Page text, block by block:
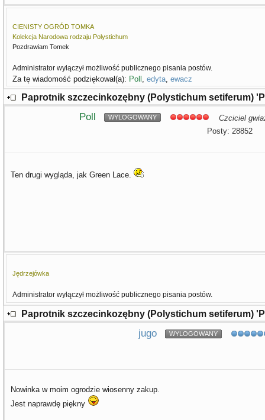
CIENISTY OGRÓD TOMKA
Kolekcja Narodowa rodzaju Polystichum
Pozdrawiam Tomek
Administrator wyłączył możliwość publicznego pisania postów.
Za tę wiadomość podziękował(a): Poll , edyta, ewacz
Paprotnik szczecinkozębny (Polystichum setiferum)
Poll WYLOGOWANY
Czciciel
Posty: 28852
Ten drugi wygląda, jak Green Lace.
Jędrzejówka
Administrator wyłączył możliwość publicznego pisania postów.
Paprotnik szczecinkozębny (Polystichum setiferum)
jugo WYLOGOWANY
Nowinka w moim ogrodzie wiosenny zakup.
Jest naprawdę piękny